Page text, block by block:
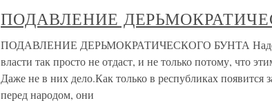
ПОДАВЛЕНИЕ
ПОДАВЛЕНИЕ ДЕРЬМОКРАТИЧЕСКОГО БУНТА Надо
власти так просто не отдаст, и не только потому, что
Даже не в них дело.Как только в республиках появится
перед народом, они